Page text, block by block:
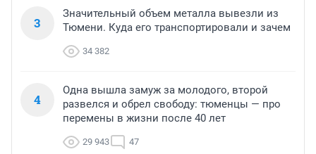
3
Значительный объем металла вывезли из
Тюмени. Куда его транспортировали и зачем
34 382
4
Одна вышла замуж за молодого, второй
развелся и обрел свободу: тюменцы — про
перемены в жизни после 40 лет
29 943 47